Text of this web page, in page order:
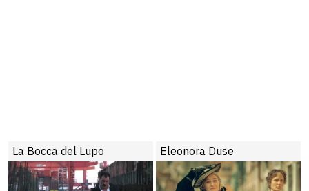
La Bocca del Lupo Eleonora Duse